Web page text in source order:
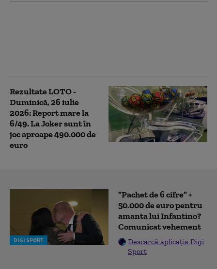
Rezultate LOTO -
Duminică, 26 iulie
2026: Report mare la
6/49. La Joker sunt în
joc aproape 490.000 de
euro
DIGI SPORT
”Pachet de 6 cifre” +
50.000 de euro pentru
amanta lui Infantino?
Comunicat vehement
Descarcă aplicația Digi
Sport